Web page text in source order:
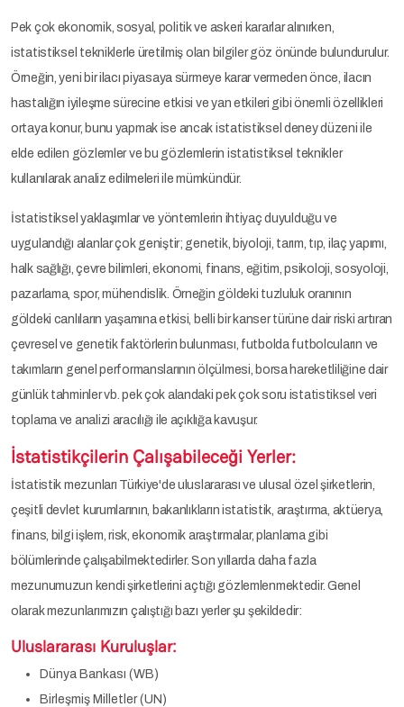
Pek çok ekonomik, sosyal, politik ve askeri kararlar alınırken,
istatistiksel tekniklerle üretilmiş olan bilgiler göz önünde bulundurulur.
Örneğin, yeni bir ilacı piyasaya sürmeye karar vermeden önce, ilacın
hastalığın iyileşme sürecine etkisi ve yan etkileri gibi önemli özellikleri
ortaya konur, bunu yapmak ise ancak istatistiksel deney düzeni ile
elde edilen gözlemler ve bu gözlemlerin istatistiksel teknikler
kullanılarak analiz edilmeleri ile mümkündür.
İstatistiksel yaklaşımlar ve yöntemlerin ihtiyaç duyulduğu ve
uygulandığı alanlar çok geniştir; genetik, biyoloji, tarım, tıp, ilaç yapımı,
halk sağlığı, çevre bilimleri, ekonomi, finans, eğitim, psikoloji, sosyoloji,
pazarlama, spor, mühendislik. Örneğin göldeki tuzluluk oranının
göldeki canlıların yaşamına etkisi, belli bir kanser türüne dair riski artıran
çevresel ve genetik faktörlerin bulunması, futbolda futbolcuların ve
takımların genel performanslarının ölçülmesi, borsa hareketliliğine dair
günlük tahminler vb. pek çok alandaki pek çok soru istatistiksel veri
toplama ve analizi aracılığı ile açıklığa kavuşur.
İstatistikçilerin Çalışabileceği Yerler:
İstatistik mezunları Türkiye'de uluslararası ve ulusal özel şirketlerin,
çeşitli devlet kurumlarının, bakanlıkların istatistik, araştırma, aktüerya,
finans, bilgi işlem, risk, ekonomik araştırmalar, planlama gibi
bölümlerinde çalışabilmektedirler. Son yıllarda daha fazla
mezunumuzun kendi şirketlerini açtığı gözlemlenmektedir. Genel
olarak mezunlarımızın çalıştığı bazı yerler şu şekildedir:
Uluslararası Kuruluşlar:
Dünya Bankası (WB)
Birleşmiş Milletler (UN)